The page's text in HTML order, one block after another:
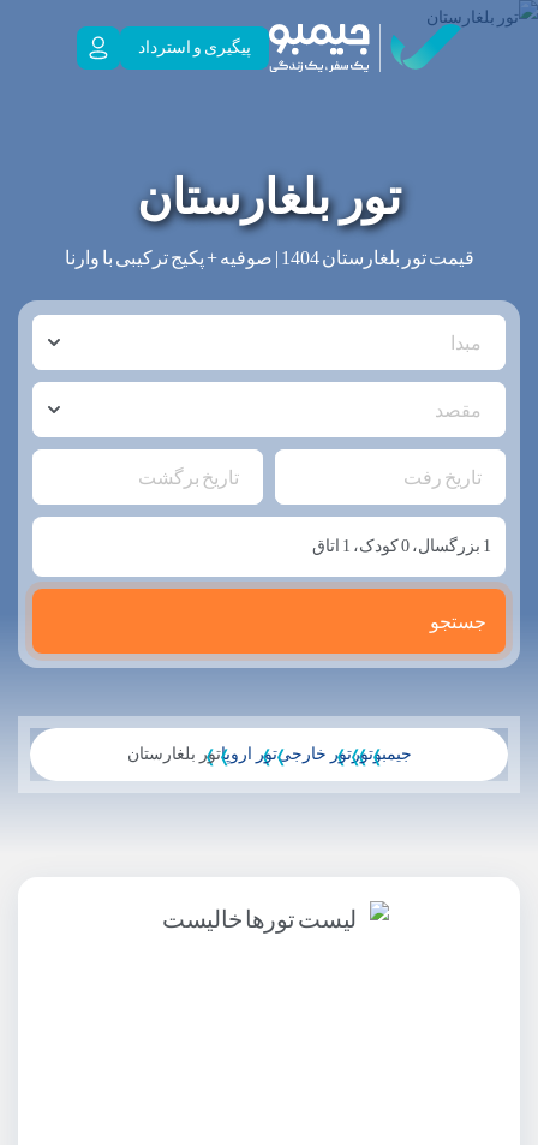
پیگیری و استرداد
تور بلغارستان
قیمت تور بلغارستان 1404 | صوفیه + پکیج ترکیبی با وارنا
مبدا
مقصد
تاریخ رفت تاریخ برگشت
1 بزرگسال، 0کودک، 1 اتاق
جیمبوتورتور خارجیتور اروپاتور بلغارستان